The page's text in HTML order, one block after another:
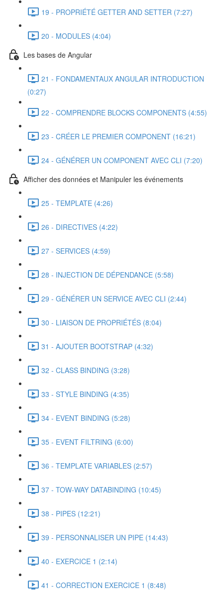
19 - PROPRIÉTÉ GETTER AND SETTER (7:27)
20 - MODULES (4:04)
Les bases de Angular
21 - FONDAMENTAUX ANGULAR INTRODUCTION
(0:27)
22 - COMPRENDRE BLOCKS COMPONENTS (4:55)
23 - CRÉER LE PREMIER COMPONENT (16:21)
24 - GÉNÉRER UN COMPONENT AVEC CLI (7:20)
Afficher des données et Manipuler les événements
25 - TEMPLATE (4:26)
26 - DIRECTIVES (4:22)
27 - SERVICES (4:59)
28 - INJECTION DE DÉPENDANCE (5:58)
29 - GÉNÉRER UN SERVICE AVEC CLI (2:44)
30 - LIAISON DE PROPRIÉTÉS (8:04)
31 - AJOUTER BOOTSTRAP (4:32)
32 - CLASS BINDING (3:28)
33 - STYLE BINDING (4:35)
34 - EVENT BINDING (5:28)
35 - EVENT FILTRING (6:00)
36 - TEMPLATE VARIABLES (2:57)
37 - TOW-WAY DATABINDING (10:45)
38 - PIPES (12:21)
39 - PERSONNALISER UN PIPE (14:43)
40 - EXERCICE 1 (2:14)
41 - CORRECTION EXERCICE 1 (8:48)